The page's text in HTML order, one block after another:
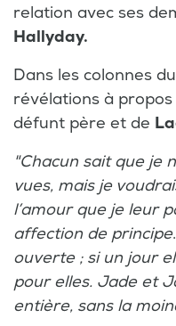
relation avec ses
Hallyday.
Dans les colonnes du
révélations à
défunt père et de
"Chacun sait que je
vues, mais je
l’amour que je leur
affection de principe.
ouverte ; si un jour
pour elles. Jade et
entière, sans la